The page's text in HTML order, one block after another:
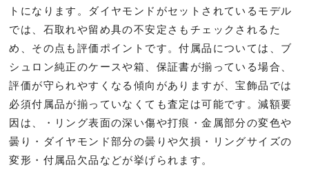
トになります。ダイヤモンドがセットされているモデル
では、石取れや留め具の不安定さもチェックされるた
め、その点も評価ポイントです。付属品については、ブ
シュロン純正のケースや箱、保証書が揃っている場合、
評価が守られやすくなる傾向がありますが、宝飾品では
必須付属品が揃っていなくても査定は可能です。減額要
因は、・リング表面の深い傷や打痕・金属部分の変色や
曇り・ダイヤモンド部分の曇りや欠損・リングサイズの
変形・付属品欠品などが挙げられます。